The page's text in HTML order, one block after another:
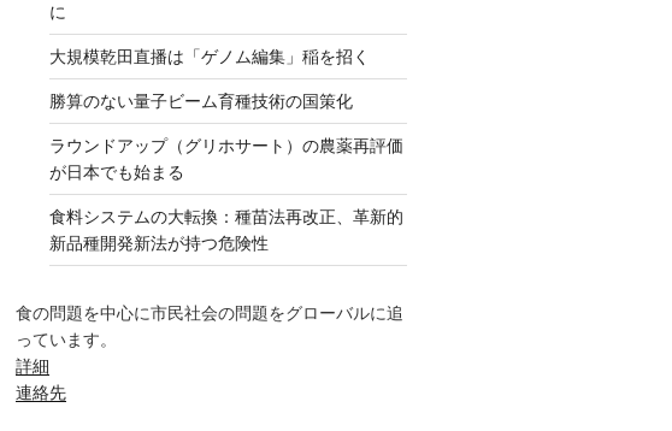
に
大規模乾田直播は「ゲノム編集」稲を招く
勝算のない量子ビーム育種技術の国策化
ラウンドアップ（グリホサート）の農薬再評価
が日本でも始まる
食料システムの大転換：種苗法再改正、革新的
新品種開発新法が持つ危険性
食の問題を中心に市民社会の問題をグローバルに追
っています。
詳細
連絡先